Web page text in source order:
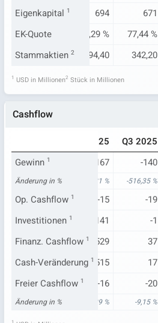
Eigenkapital 1
207 694 671
EK-Quote
63,69 % 82,29 % 77,44 %
Stammaktien 2
286,42 294,40 342,20
1 USD in Millionen2 Stück in Millionen
Cashflow
Q2 2025 Q3 2025
Gewinn 1 -167 -140
Änderung in %
68,69 % -841,21 % -516,35 %
Op. Cashflow 1
-19 -15 -19
Investitionen 1
-0.498 0.141 -1
Finanz. Cashflow 1
146 529 37
Cash-Veränderung 1
126 515 17
Freier Cashflow 1
-20 -16 -20
Änderung in %
-56,76 % -6,39 % -9,15 %